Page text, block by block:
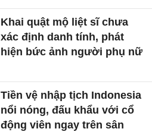
Khai quật mộ liệt sĩ chưa
xác định danh tính, phát
hiện bức ảnh người phụ nữ
Tiền vệ nhập tịch Indonesia
nổi nóng, đấu khẩu với cổ
động viên ngay trên sân